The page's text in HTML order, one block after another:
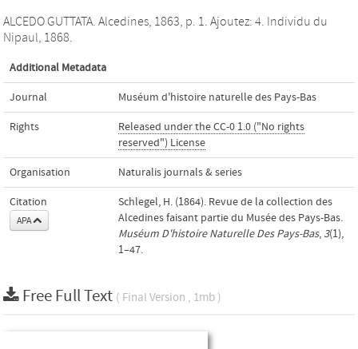
ALCEDO GUTTATA. Alcedines, 1863, p. 1. Ajoutez: 4. Individu du
Nipaul, 1868.
Additional Metadata
Journal Muséum d'histoire naturelle des Pays-Bas
Rights
Released under the CC-0 1.0 ("No rights
reserved") License
Organisation Naturalis journals & series
Citation
APA
Schlegel, H. (1864). Revue de la collection des
Alcedines faisant partie du Musée des Pays-Bas.
Muséum D'histoire Naturelle Des Pays-Bas, 3(1),
1–47.
Free Full Text ( Final Version , 1mb )